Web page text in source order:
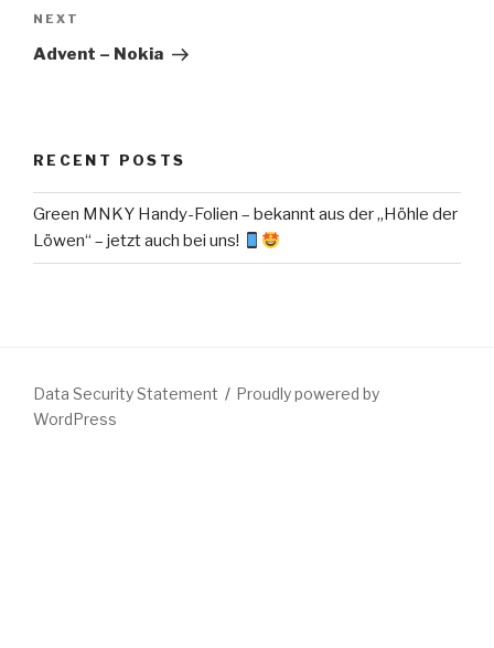
Next
Post
NEXT
Advent – Nokia
RECENT POSTS
Green MNKY Handy-Folien – bekannt aus der „Höhle der
Löwen“ – jetzt auch bei uns!
Data Security Statement
Proudly powered by
WordPress